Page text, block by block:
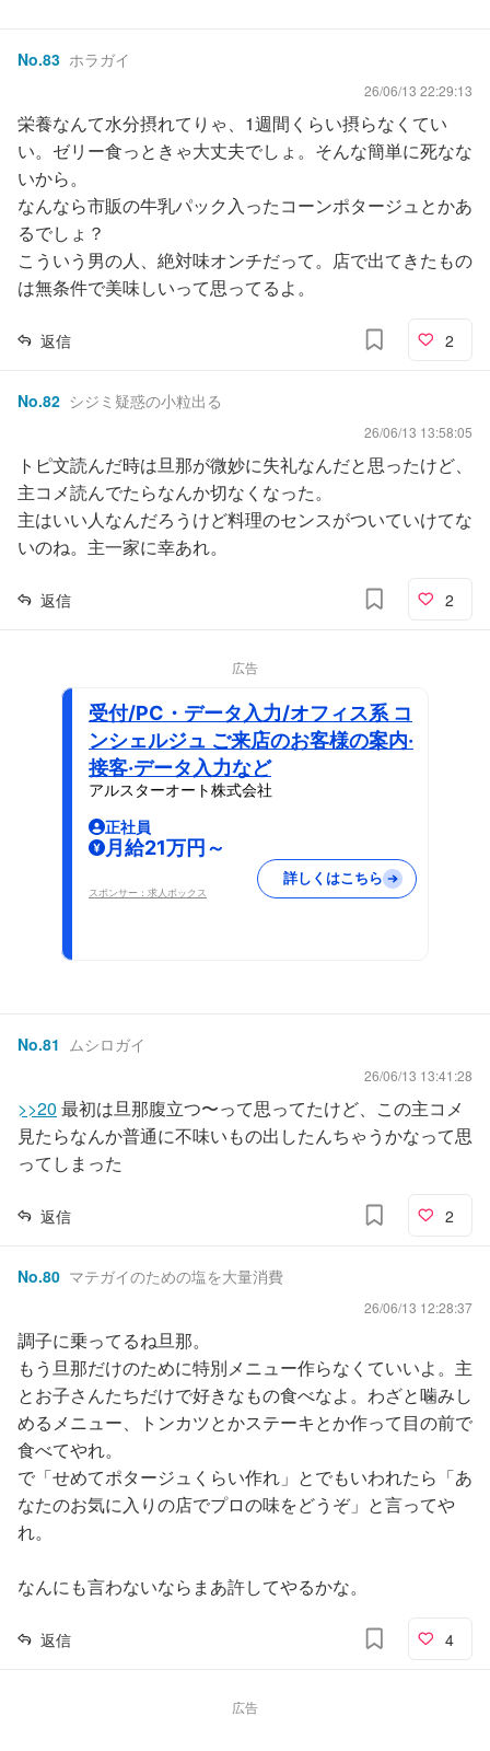
No.83 ホラガイ
26/06/13 22:29:13
栄養なんて水分摂れてりゃ、1週間くらい摂らなくてい
い。ゼリー食っときゃ大丈夫でしょ。そんな簡単に死なな
いから。
なんなら市販の牛乳パック入ったコーンポタージュとかあ
るでしょ？
こういう男の人、絶対味オンチだって。店で出てきたもの
は無条件で美味しいって思ってるよ。
返信 2
No.82 シジミ疑惑の小粒出る
26/06/13 13:58:05
トピ文読んだ時は旦那が微妙に失礼なんだと思ったけど、
主コメ読んでたらなんか切なくなった。
主はいい人なんだろうけど料理のセンスがついていけてな
いのね。主一家に幸あれ。
返信 2
広告
受付/PC・データ入力/オフィス系 コ
ンシェルジュ ご来店のお客様の案内·
接客·データ入力など
アルスターオート株式会社
正社員
月給21万円～
スポンサー：求人ボックス
詳しくはこちら
No.81 ムシロガイ
26/06/13 13:41:28
>>20 最初は旦那腹立つ〜って思ってたけど、この主コメ
見たらなんか普通に不味いもの出したんちゃうかなって思
ってしまった
返信 2
No.80 マテガイのための塩を大量消費
26/06/13 12:28:37
調子に乗ってるね旦那。
もう旦那だけのために特別メニュー作らなくていいよ。主
とお子さんたちだけで好きなもの食べなよ。わざと噛みし
めるメニュー、トンカツとかステーキとか作って目の前で
食べてやれ。
で「せめてポタージュくらい作れ」とでもいわれたら「あ
なたのお気に入りの店でプロの味をどうぞ」と言ってや
れ。
なんにも言わないならまあ許してやるかな。
返信 4
広告